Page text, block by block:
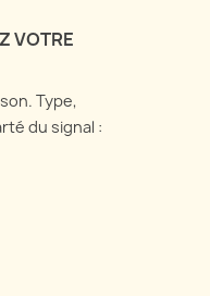
VOTRE
Type,
du signal :